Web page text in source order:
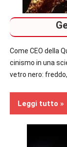
Come CEO della
cinismo in una
vetro nero:
Leggi tutto